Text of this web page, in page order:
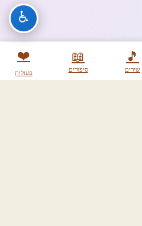
🎵
שירים
📖
סיפורים
❤️
פעולות
♿